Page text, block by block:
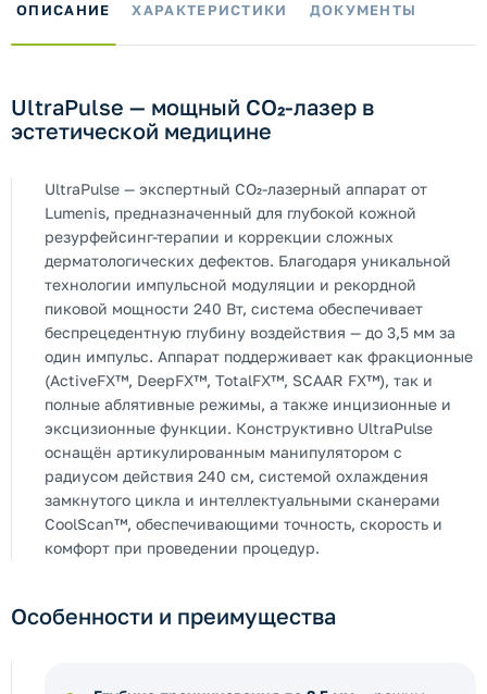
ОПИСАНИЕ ХАРАКТЕРИСТИКИ ДОКУМЕНТЫ
UltraPulse — мощный CO₂-лазер в
эстетической медицине
UltraPulse — экспертный CO₂-лазерный аппарат от
Lumenis, предназначенный для глубокой кожной
резурфейсинг-терапии и коррекции сложных
дерматологических дефектов. Благодаря уникальной
технологии импульсной модуляции и рекордной
пиковой мощности 240 Вт, система обеспечивает
беспрецедентную глубину воздействия — до 3,5 мм за
один импульс. Аппарат поддерживает как фракционные
(ActiveFX™, DeepFX™, TotalFX™, SCAAR FX™), так и
полные аблятивные режимы, а также инцизионные и
эксцизионные функции. Конструктивно UltraPulse
оснащён артикулированным манипулятором с
радиусом действия 240 см, системой охлаждения
замкнутого цикла и интеллектуальными сканерами
CoolScan™, обеспечивающими точность, скорость и
комфорт при проведении процедур.
Особенности и преимущества